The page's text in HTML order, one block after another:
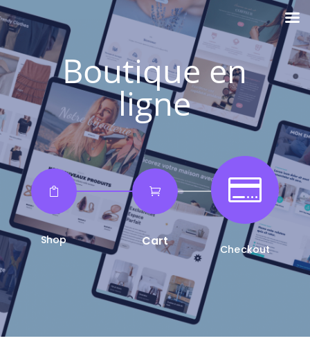
Boutique en
ligne

Shop

Cart

Checkout